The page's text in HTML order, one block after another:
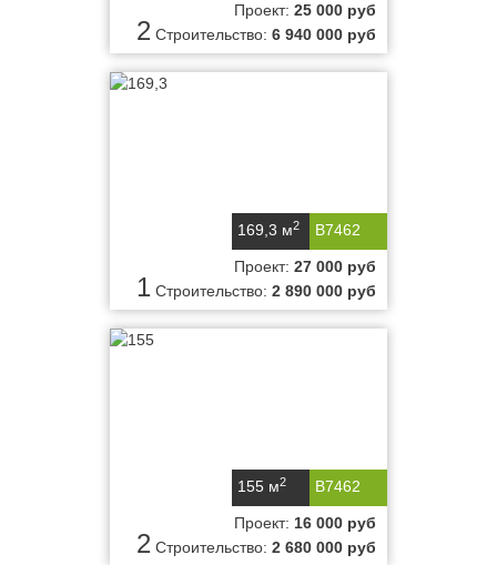
2
Проект: 25 000 руб
Строительство: 6 940 000 руб
B7462
169,3 м2
1
Проект: 27 000 руб
Строительство: 2 890 000 руб
B7462
155 м2
2
Проект: 16 000 руб
Строительство: 2 680 000 руб